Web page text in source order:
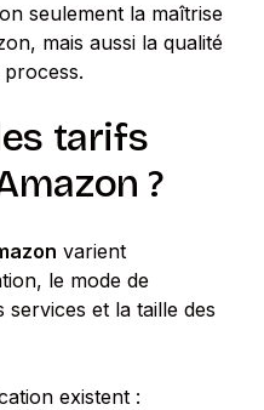
seulement la maîtrise
mais aussi la qualité
tarifs
?
varient
le mode de
services et la taille des
existent :